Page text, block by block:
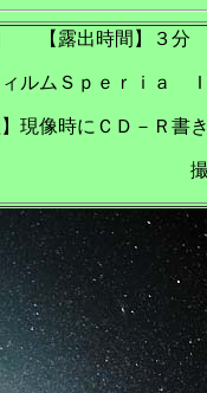
園 【露出時間】３
ィルムＳｐｅｒｉ
】現像時にＣＤ－Ｒ